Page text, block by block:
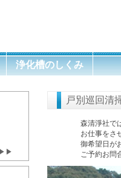
浄化槽のしくみ
戸別巡回清
森清淨社で
お仕事をさ
御希望日が
ご予約お問